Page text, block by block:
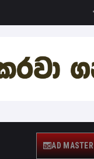
AD MASTER